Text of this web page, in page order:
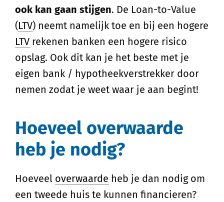
ook kan gaan stijgen. De Loan-to-Value
(LTV) neemt namelijk toe en bij een hogere
LTV rekenen banken een hogere risico
opslag. Ook dit kan je het beste met je
eigen bank / hypotheekverstrekker door
nemen zodat je weet waar je aan begint!
Hoeveel overwaarde
heb je nodig?
Hoeveel overwaarde heb je dan nodig om
een tweede huis te kunnen financieren?